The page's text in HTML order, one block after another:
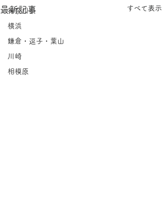
神奈川県
横浜
鎌倉・逗子・葉山
川崎
相模原
最新記事 すべて表示